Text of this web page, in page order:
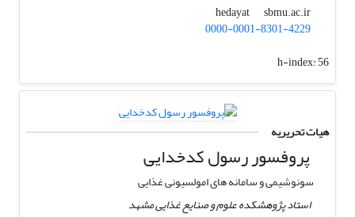
hedayat
sbmu.ac.ir
0000-0001-8301-4229
h-index:56
هیات تحریریه
پروفسور رسول کدخدایی
سونوشیمی و سامانه های امولسیونی غذایی
استاد پژوهشکده علوم و صنایع غذایی مشهد